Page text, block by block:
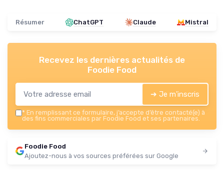
Résumer ChatGPT Claude Mistral
Recevez les dernières actualités de
Foodie Food
➔ Je m'inscris
* En remplissant ce formulaire, j’accepte d’être contacté(e) à
des fins commerciales par Foodie Food et ses partenaires.
Foodie Food
Ajoutez-nous à vos sources préférées sur Google